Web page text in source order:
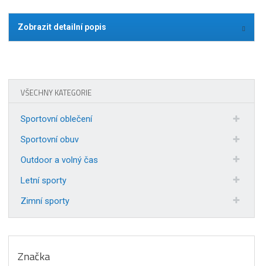
Zobrazit detailní popis
VŠECHNY KATEGORIE
Sportovní oblečení
Sportovní obuv
Outdoor a volný čas
Letní sporty
Zimní sporty
Značka